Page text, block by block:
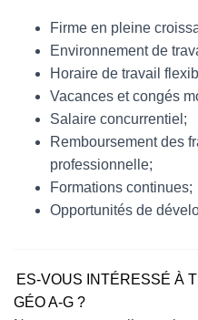
Firme en pleine
Environnement de
Horaire de travail
Vacances et congés
Salaire concurrentiel;
Remboursement des
professionnelle;
Formations continues;
Opportunités de
ES-VOUS INTÉRESSÉ À
GÉO A-G ?